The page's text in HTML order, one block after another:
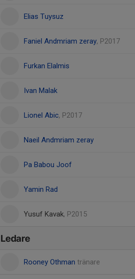
Elias Tuysuz
Faniel Andmriam zeray, P2017
Furkan Elalmis
Ivan Malak
Lionel Abic, P2017
Naeil Andmriam zeray
Pa Babou Joof
Yamin Rad
Yusuf Kavak, P2015
Ledare
Rooney Othman tränare